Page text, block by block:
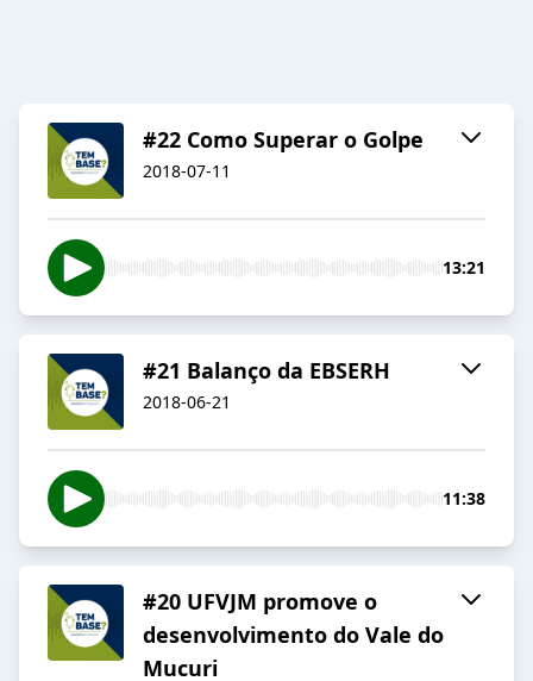
#22 Como Superar o Golpe
2018-07-11
13:21
#21 Balanço da EBSERH
2018-06-21
11:38
#20 UFVJM promove o
desenvolvimento do Vale do
Mucuri